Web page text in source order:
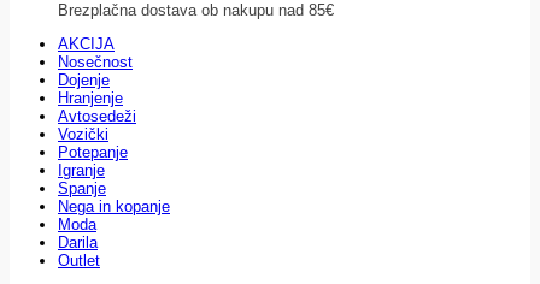
Brezplačna dostava ob nakupu nad 85€
AKCIJA
Nosečnost
Dojenje
Hranjenje
Avtosedeži
Vozički
Potepanje
Igranje
Spanje
Nega in kopanje
Moda
Darila
Outlet